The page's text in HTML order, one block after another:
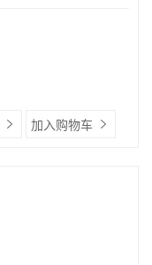
加入购物车